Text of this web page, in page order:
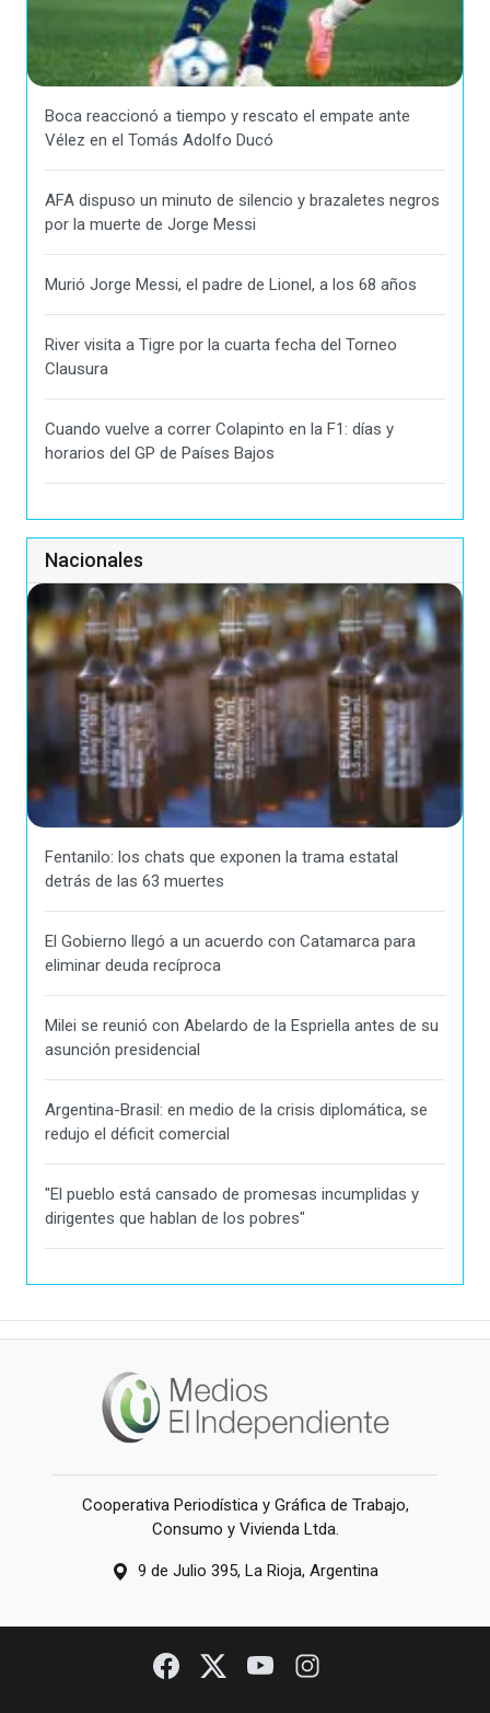
Boca reaccionó a tiempo y rescato el empate ante
Vélez en el Tomás Adolfo Ducó
AFA dispuso un minuto de silencio y brazaletes negros
por la muerte de Jorge Messi
Murió Jorge Messi, el padre de Lionel, a los 68 años
River visita a Tigre por la cuarta fecha del Torneo
Clausura
Cuando vuelve a correr Colapinto en la F1: días y
horarios del GP de Países Bajos
Nacionales
Fentanilo: los chats que exponen la trama estatal
detrás de las 63 muertes
El Gobierno llegó a un acuerdo con Catamarca para
eliminar deuda recíproca
Milei se reunió con Abelardo de la Espriella antes de su
asunción presidencial
Argentina-Brasil: en medio de la crisis diplomática, se
redujo el déficit comercial
"El pueblo está cansado de promesas incumplidas y
dirigentes que hablan de los pobres"
Cooperativa Periodística y Gráfica de Trabajo,
Consumo y Vivienda Ltda.
9 de Julio 395, La Rioja, Argentina